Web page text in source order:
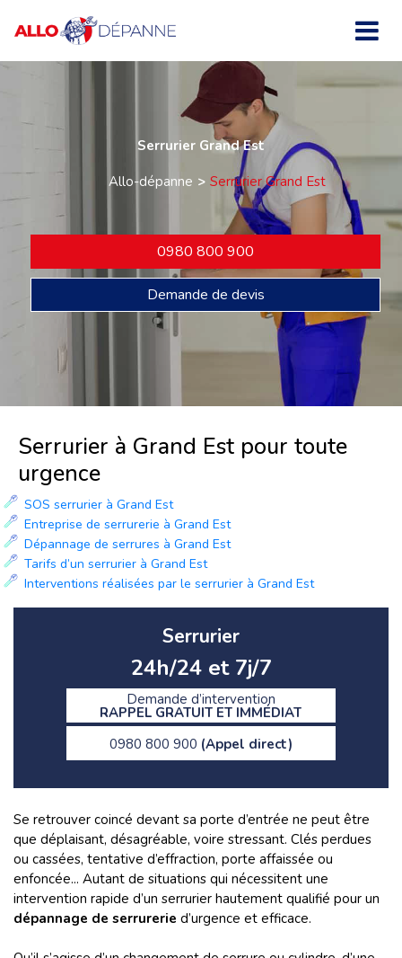
Serrurier Grand Est
Allo-dépanne
Serrurier Grand Est
0980 800 900
Demande de devis
Serrurier à Grand Est pour toute
urgence
SOS serrurier à Grand Est
Entreprise de serrurerie à Grand Est
Dépannage de serrures à Grand Est
Tarifs d’un serrurier à Grand Est
Interventions réalisées par le serrurier à Grand Est
Serrurier
24h/24 et 7j/7
Demande d’intervention
RAPPEL GRATUIT ET IMMÉDIAT
0980 800 900 (Appel direct)
Se retrouver coincé devant sa porte d’entrée ne peut être
que déplaisant, désagréable, voire stressant. Clés perdues
ou cassées, tentative d’effraction, porte affaissée ou
enfoncée... Autant de situations qui nécessitent une
intervention rapide d’un serrurier hautement qualifié pour un
dépannage de serrurerie d’urgence et efficace.